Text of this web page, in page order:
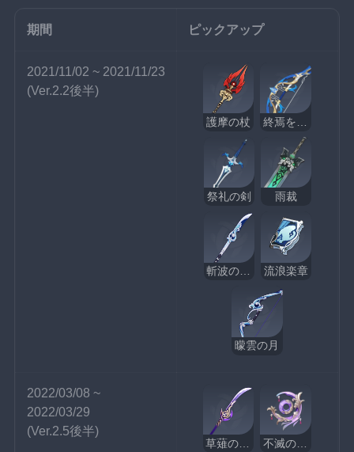
期間 ピックアップ
2021/11/02 ~ 2021/11/23
(Ver.2.2後半)
護摩の杖
祭礼の剣 雨裁
斬波のひれ長 流浪楽章
曚雲の月
2022/03/08 ~
2022/03/29
(Ver.2.5後半)
不滅の月華